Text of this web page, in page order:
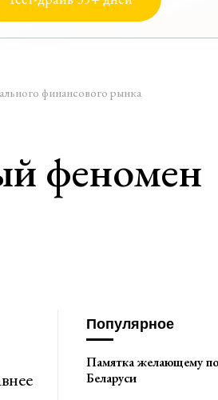
финансового рынка
феномен
Популярное
Памятка желающему
Беларуси